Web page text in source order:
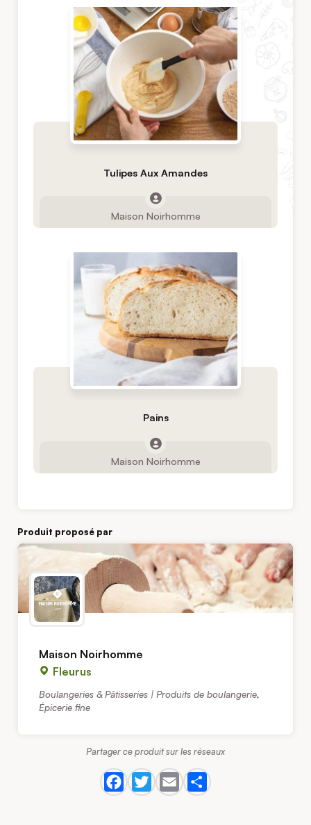
Tulipes Aux Amandes
Maison Noirhomme
Pains
Maison Noirhomme
Produit proposé par
Maison Noirhomme
Fleurus
Boulangeries & Pâtisseries | Produits de boulangerie,
Épicerie fine
Partager ce produit sur les réseaux